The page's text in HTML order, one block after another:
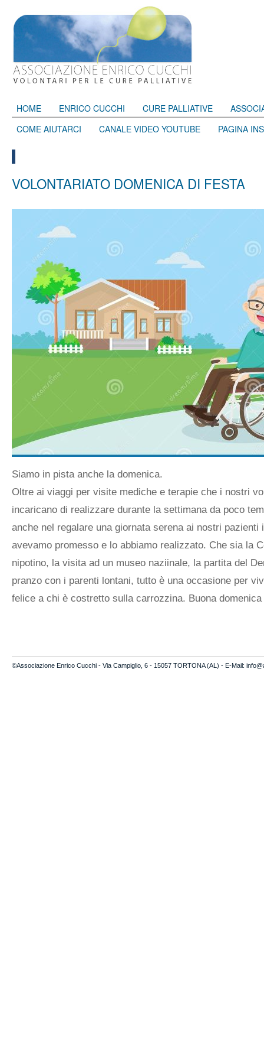
HOME ENRICO CUCCHI CURE PALLIATIVE
COME AIUTARCI
CANALE VIDEO YOUTUBE PAGINA
VOLONTARIATO DOMENICA DI FESTA
Siamo in pista anche la domenica.
Oltre ai viaggi per visite mediche e terapie che i nostri
incaricano di realizzare durante la settimana da poco
anche nel regalare una giornata serena ai nostri pazienti
avevamo promesso e lo abbiamo realizzato. Che sia la
nipotino, la visita ad un museo naziinale, la partita del
pranzo con i parenti lontani, tutto è una occasione per
felice a chi è costretto sulla carrozzina. Buona
©Associazione Enrico Cucchi - Via Campiglio, 6 - 15057 TORTONA (AL) - E-Mail: